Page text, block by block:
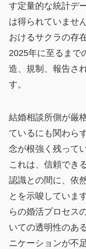
す定量的な統計デ
は得られていませ
おけるサクラの存
2025年に至るまで
造、規制、報告さ
す。
結婚相談所側が厳
ているにも関わら
念が根強く残って
これは、信頼でき
認識との間に、依
とを示唆していま
らの婚活プロセス
いての透明性のあ
ニケーションが不